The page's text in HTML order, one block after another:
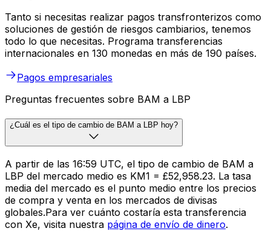
Tanto si necesitas realizar pagos transfronterizos como
soluciones de gestión de riesgos cambiarios, tenemos
todo lo que necesitas. Programa transferencias
internacionales en 130 monedas en más de 190 países.
Pagos empresariales
Preguntas frecuentes sobre BAM a LBP
¿Cuál es el tipo de cambio de BAM a LBP hoy?
A partir de las 16:59 UTC, el tipo de cambio de BAM a
LBP del mercado medio es KM1 = £52,958.23. La tasa
media del mercado es el punto medio entre los precios
de compra y venta en los mercados de divisas
globales.Para ver cuánto costaría esta transferencia
con Xe, visita nuestra página de envío de dinero.